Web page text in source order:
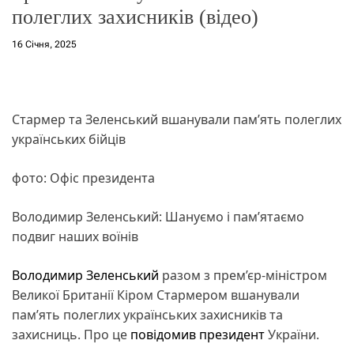
полеглих захисників (відео)
16 Січня, 2025
Стармер та Зеленський вшанували пам’ять полеглих
українських бійців
фото: Офіс президента
Володимир Зеленський: Шануємо і памʼятаємо
подвиг наших воїнів
Володимир Зеленський разом з прем’єр-міністром
Великої Британії Кіром Стармером вшанували
пам’ять полеглих українських захисників та
захисниць. Про це повідомив президентУкраїни.